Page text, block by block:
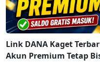
Link DANA Kaget
Akun Premium Tetap